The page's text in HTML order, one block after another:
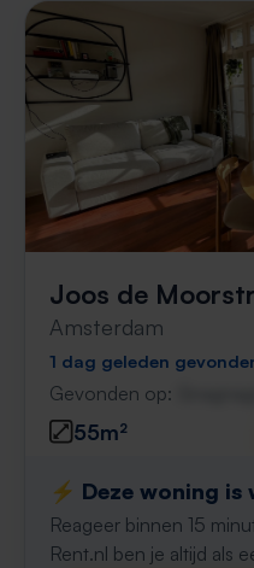
Joos de
Amsterdam
1 dag geleden
Gevonden op:
55m²
⚡️ Deze woning
Reageer binnen 15
Rent.nl ben je altijd als